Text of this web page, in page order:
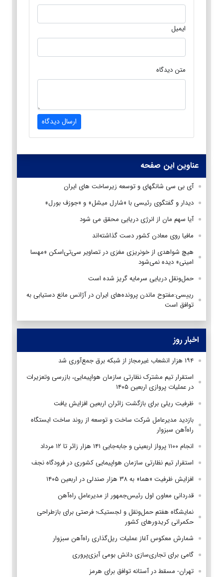
ایمیل
متن دیدگاه
ارسال دیدگاه
عناوین این صفحه
آی بی سی شانگهای و توسعه زیرساخت های ایران
دیدار و گفتگوی رئیسی با «شارل میشل» و «جوزف بورل»
آیا سهم مان از انرژی دریایی محقق می شود
مافیا روی معادن کشور دست گذاشته‌اند
هیچ شواهدی از خونریزی مغزی در تصاویر سی‌تی‌اسکن «مهسا
امینی» دیده نمی‌شود
حمل‌ونقل دریایی سرمایه گریز شده است
رییسی:مفتوح ماندن پرونده‌های ایران در آژانس مانع دستیابی به
توافق است
اخبار روز
۱۹۴ هزار انشعاب غیرمجاز از شبکه برق جمع‌آوری شد
استقرار تیم مشترک نظارتی سازمان هواپیمایی، بازرسی وتعزیرات
در عملیات پروازی اربعین ۱۴۰۵
ظرفیت ریلی برای بازگشت زائران اربعین افزایش یافت
بازدید مدیرعامل شرکت ساخت و توسعه از روند ساخت ایستگاه
راه‌آهن سبزوار
انجام ۱۱۰۰ پرواز اربعینی و جابه‌جایی ۱۴۱ هزار زائر تا ۱۲ مرداد
استقرار تیم‌ نظارتی سازمان هواپیمایی کشوری در فرودگاه نجف
افزایش ظرفیت «هما» به ۳۸ هزار صندلی در اربعین ۱۴۰۵
قدردانی معاون اول رئیس‌جمهور از مدیرعامل راه‌آهن
نمایشگاه هفتم حمل‌ونقل و لجستیک؛ فرصتی برای بازطراحی
حکمرانی کریدورهای کشور
شمارش معکوس آغاز عملیات ریل‌گذاری راه‌آهن سبزوار
گامی برای تجاری‌سازی دانش بومی آبزی‌پروری
تهران- مسقط در آستانه توافق برای هرمز